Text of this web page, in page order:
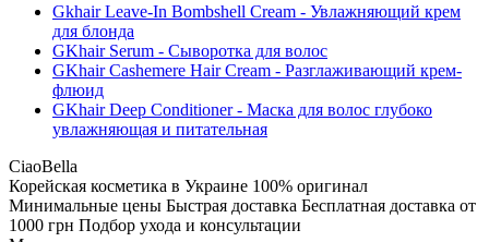
Gkhair Leave-In Bombshell Cream - Увлажняющий крем
для блонда
GKhair Serum - Сыворотка для волос
GKhair Cashemere Hair Cream - Разглаживающий крем-
флюид
GKhair Deep Conditioner - Маска для волос глубоко
увлажняющая и питательная
CiaoBella
Корейская косметика в Украине 100% оригинал
Минимальные цены Быстрая доставка Бесплатная доставка от
1000 грн Подбор ухода и консультации